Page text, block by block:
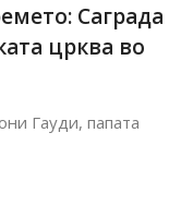
Саграда
црква во
Гауди, папата